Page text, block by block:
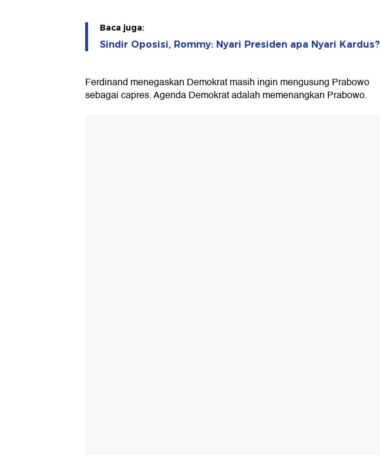
Baca juga:
Sindir Oposisi, Rommy: Nyari Presiden apa Nyari Kardus?
Ferdinand menegaskan Demokrat masih ingin mengusung Prabowo
sebagai capres. Agenda Demokrat adalah memenangkan Prabowo.